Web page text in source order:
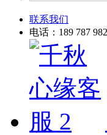
联系我们
电话：189 787